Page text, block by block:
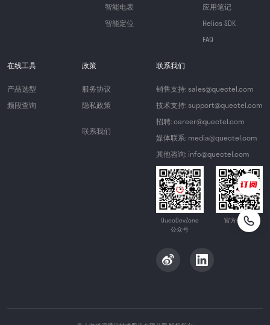
智能电表
智能定位
应用笔记
Helios SDK
FAQ
在线工具
产品选型
频段查询
政策
服务协议
隐私政策
联系我们
联系我们
销售支持: sales@quectel.com
技术支持: support@quectel.com
招聘: career@quectel.com
媒体联系: media@quectel.com
其他咨询: info@quectel.com
QuecDevZone
公众号
官方公众号